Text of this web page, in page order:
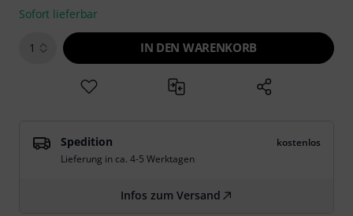
Sofort lieferbar
1 IN DEN WARENKORB
Spedition
kostenlos
Lieferung in ca. 4-5 Werktagen
Infos zum Versand